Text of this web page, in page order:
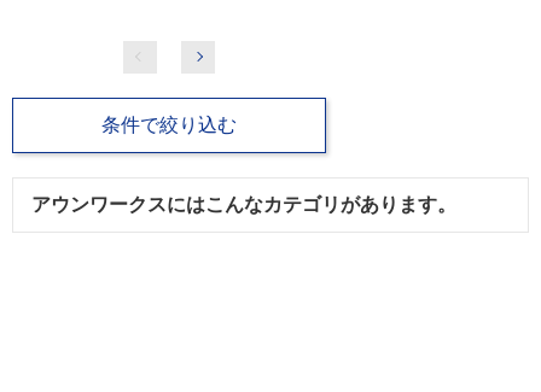
条件で絞り込む
アウンワークスにはこんなカテゴリがあります。